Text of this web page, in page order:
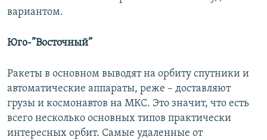
вариантом.
Юго-”Восточный”
Ракеты в основном выводят на орбиту спутники и
автоматические аппараты, реже – доставляют
грузы и космонавтов на МКС. Это значит, что есть
всего несколько основных типов практически
интересных орбит. Самые удаленные от